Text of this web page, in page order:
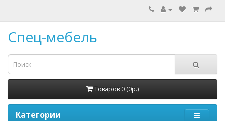
Спец-мебель
Товаров 0 (0р.)
Категории